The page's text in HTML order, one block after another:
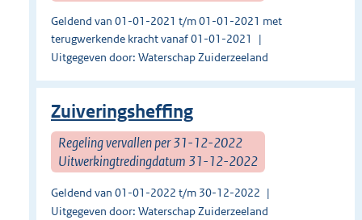
Geldend van 01-01-2021 t/m 01-01-2021 met
terugwerkende kracht vanaf 01-01-2021
Uitgegeven door: Waterschap Zuiderzeeland
Zuiveringsheffing
Regeling vervallen per 31-12-2022
Uitwerkingtredingdatum 31-12-2022
Geldend van 01-01-2022 t/m 30-12-2022
Uitgegeven door: Waterschap Zuiderzeeland